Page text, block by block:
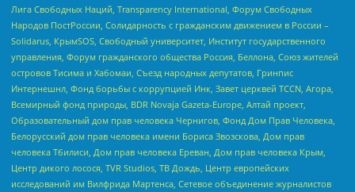
Лига Свободных Наций, Transparеncy International, Форум Свободных
Народов ПостРоссии, Солидарность с гражданским движением в России –
Solidarus, КрымSOS, Свободный университет, Институт государственного
управления, Форум гражданского общества Россия, Беллона, Союз жителей
островов Тисима и Хабомаи, Съезд народных депутатов, Гринпис
Интернешнл, Фонд борьбы с коррупцией Инк, Завет церквей TCCN, Агора,
Всемирный фонд природы, BDR Novaja Gazeta-Europe, Алтай проект,
Образовательный дом прав человека Чернигов, Фонд Дом Прав Человека,
Белорусский дом прав человека имени Бориса Звозскова, Дом прав
человека Тбилиси, Дом прав человека Ереван, Дом прав человека Крым,
Центр дикого лосося, TVR Studios, ТВ Дождь, Центр европейских
исследований им Вилфрида Мартенса, Сетевое объединение журналистов